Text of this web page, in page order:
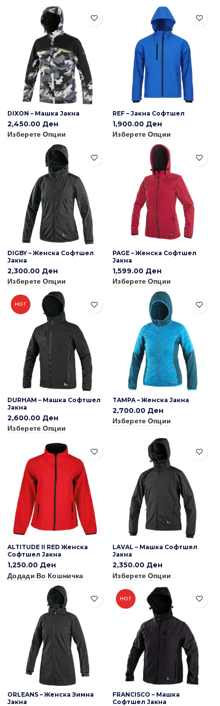
DIXON – Машка Јакна
2,450.00 Ден
Изберете Опции
REF – Јакна Софтшел
1,900.00 Ден
Изберете Опции
DIGBY – Женска Софтшел
Јакна
2,300.00 Ден
Изберете Опции
PAGE – Женска Софтшел
Јакна
1,599.00 Ден
Изберете Опции
HOT
DURHAM – Машка Софтшел
Јакна
2,600.00 Ден
Изберете Опции
TAMPA – Женска Јакна
2,700.00 Ден
Изберете Опции
ALTITUDE II RED Женска
Софтшел Јакна
1,250.00 Ден
Додади Во Кошничка
LAVAL – Машка Софтшел
Јакна
2,350.00 Ден
Изберете Опции
ORLEANS – Женска Зимна
Јакна
HOT
FRANCISCO – Машка
Софтшел Јакна